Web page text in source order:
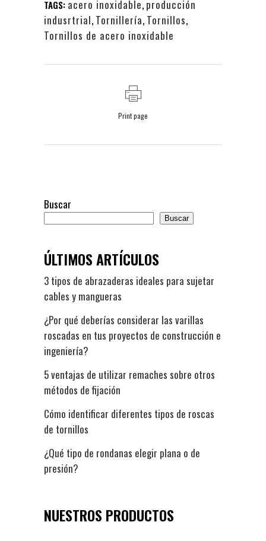
TAGS: acero inoxidable, producción
indusrtrial, Tornillería, Tornillos,
Tornillos de acero inoxidable
Print page
Buscar
Buscar
ÚLTIMOS ARTÍCULOS
3 tipos de abrazaderas ideales para sujetar
cables y mangueras
¿Por qué deberías considerar las varillas
roscadas en tus proyectos de construcción e
ingeniería?
5 ventajas de utilizar remaches sobre otros
métodos de fijación
Cómo identificar diferentes tipos de roscas
de tornillos
¿Qué tipo de rondanas elegir plana o de
presión?
NUESTROS PRODUCTOS